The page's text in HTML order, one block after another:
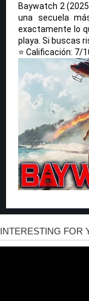
Baywatch 2
una secuela
exactamente lo
playa. Si buscas
⭐ Calificación: 7/